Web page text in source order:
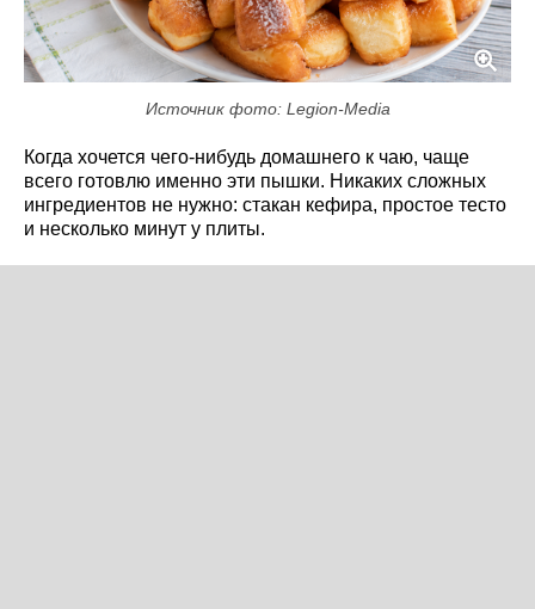
Источник фото: Legion-Media
Когда хочется чего-нибудь домашнего к чаю, чаще
всего готовлю именно эти пышки. Никаких сложных
ингредиентов не нужно: стакан кефира, простое тесто
и несколько минут у плиты.